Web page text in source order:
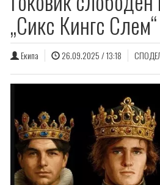
„Сикс Кингс Слем“
Екипа 26.09.2025 / 13:18